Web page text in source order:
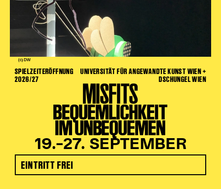
(c) DW
SPIELZEITERÖFFNUNG
2026/27
UNIVERSITÄT FÜR ANGEWANDTE KUNST WIEN +
DSCHUNGEL WIEN
MISFITS
BEQUEMLICHKEIT
IM UNBEQUEMEN
19.–27. SEPTEMBER
EINTRITT FREI